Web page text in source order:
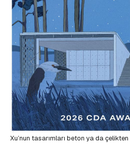
Xu’nun tasarımları beton ya da